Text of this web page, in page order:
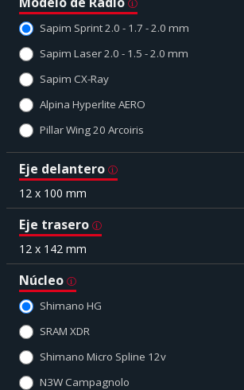
Sapim Sprint 2.0 - 1.7 - 2.0 mm
Sapim Laser 2.0 - 1.5 - 2.0 mm
Sapim CX-Ray
Alpina Hyperlite AERO
Pillar Wing 20 Arcoiris
Eje delantero
12 x 100 mm
Eje trasero
12 x 142 mm
Núcleo
Shimano HG
SRAM XDR
Shimano Micro Spline 12v
N3W Campagnolo